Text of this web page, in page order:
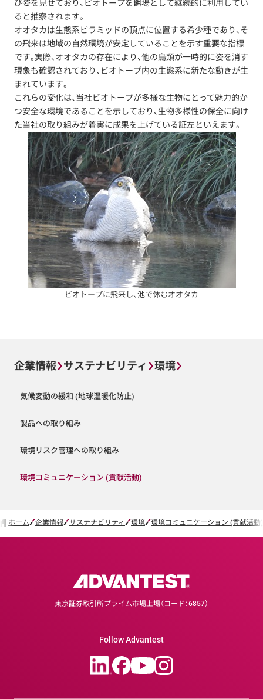
び姿を見せており、ビオトープを餌場として継続的に利用してい
ると推察されます。
オオタカは生態系ピラミッドの頂点に位置する希少種であり、そ
の飛来は地域の自然環境が安定していることを示す重要な指標
です。実際、オオタカの存在により、他の鳥類が一時的に姿を消す
現象も確認されており、ビオトープ内の生態系に新たな動きが生
まれています。
これらの変化は、当社ビオトープが多様な生物にとって魅力的か
つ安全な環境であることを示しており、生物多様性の保全に向け
た当社の取り組みが着実に成果を上げている証左といえます。
ビオトープに飛来し、池で休むオオタカ
企業情報 サステナビリティ 環境
気候変動の緩和 (地球温暖化防止)
製品への取り組み
環境リスク管理への取り組み
環境コミュニケーション (貢献活動)
ホーム 企業情報 サステナビリティ 環境 環境コミュニケーション (貢献活動)
東京証券取引所プライム市場上場（コード：6857）
Follow Advantest